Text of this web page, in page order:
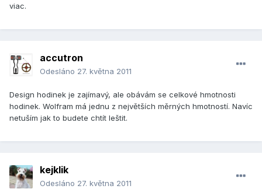
viac.
accutron
Odesláno 27. května 2011
Design hodinek je zajímavý, ale obávám se celkové hmotnosti
hodinek. Wolfram má jednu z největších měrných hmotností. Navíc
netuším jak to budete chtít leštit.
kejklik
Odesláno 27. května 2011